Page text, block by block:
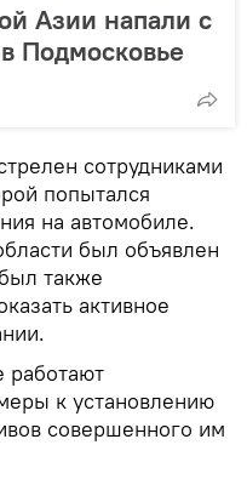
Азии напали с
Подмосковье
сотрудниками
попытался
на автомобиле.
был объявлен
также
активное
работают
к установлению
совершенного им